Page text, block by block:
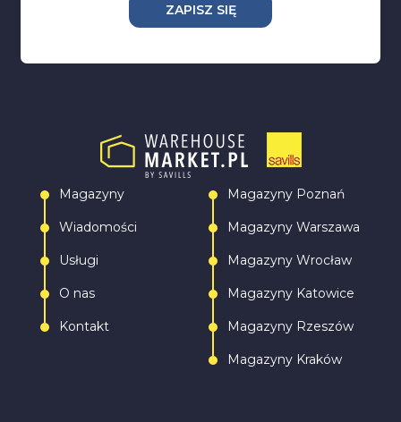
ZAPISZ SIĘ
Magazyny
Wiadomości
Usługi
O nas
Kontakt
Magazyny Poznań
Magazyny Warszawa
Magazyny Wrocław
Magazyny Katowice
Magazyny Rzeszów
Magazyny Kraków